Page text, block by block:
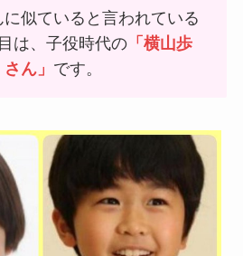
似ていると言われている
は、子役時代の 「横山歩
ん」 です。